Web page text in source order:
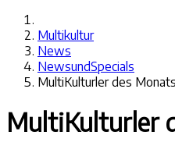
Multikultur
News
NewsundSpecials
MultiKulturler des Monats
MultiKulturler